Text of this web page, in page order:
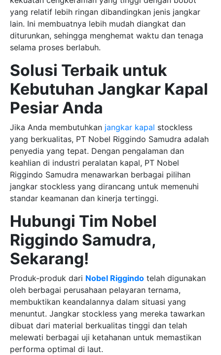
yang relatif lebih ringan dibandingkan jenis jangkar
lain. Ini membuatnya lebih mudah diangkat dan
diturunkan, sehingga menghemat waktu dan tenaga
selama proses berlabuh.
Solusi Terbaik untuk
Kebutuhan Jangkar Kapal
Pesiar Anda
Jika Anda membutuhkan jangkar kapal stockless
yang berkualitas, PT Nobel Riggindo Samudra adalah
penyedia yang tepat. Dengan pengalaman dan
keahlian di industri peralatan kapal, PT Nobel
Riggindo Samudra menawarkan berbagai pilihan
jangkar stockless yang dirancang untuk memenuhi
standar keamanan dan kinerja tertinggi.
Hubungi Tim Nobel
Riggindo Samudra,
Sekarang!
Produk-produk dari Nobel Riggindo telah digunakan
oleh berbagai perusahaan pelayaran ternama,
membuktikan keandalannya dalam situasi yang
menuntut. Jangkar stockless yang mereka tawarkan
dibuat dari material berkualitas tinggi dan telah
melewati berbagai uji ketahanan untuk memastikan
performa optimal di laut.